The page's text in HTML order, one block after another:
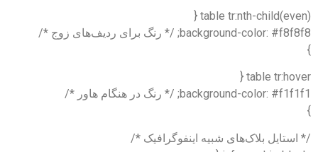
table tr:nth-child(even) {
background-color: #f8f8f8; /* رنگ برای ردیف‌های زوج */
}
table tr:hover {
background-color: #f1f1f1; /* رنگ در هنگام هاور */
}
/* استایل بلاک‌های شبیه اینفوگرافیک */